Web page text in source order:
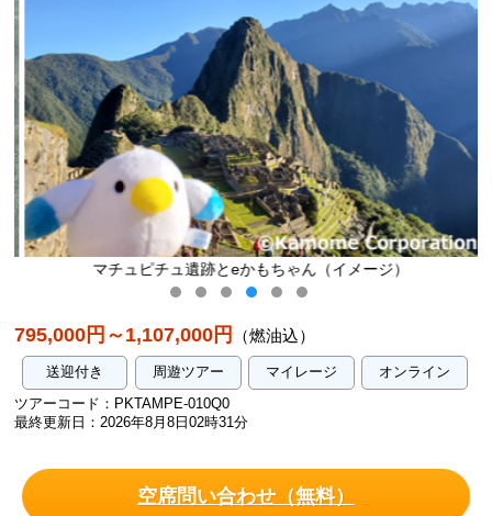
マチュピチュ遺跡とeかもちゃん（イメージ）
795,000円～1,107,000円 （燃油込）
送迎付き 周遊ツアー マイレージ
オンライン
ツアーコード：PKTAMPE-010Q0
最終更新日：2026年8月8日02時31分
空席問い合わせ（無料）